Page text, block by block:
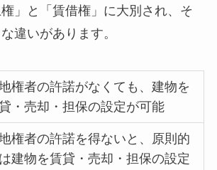
」と「賃借権」に大別され、そ
違いがあります。
権者の許諾がなくても、建物を
・売却・担保の設定が可能
権者の許諾を得ないと、原則的
建物を賃貸・売却・担保の設定